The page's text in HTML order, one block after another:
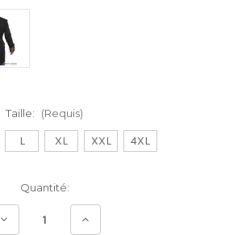
Taille: (Requis)
L XL XXL 4XL
Quantité:
Diminuer Augmenter